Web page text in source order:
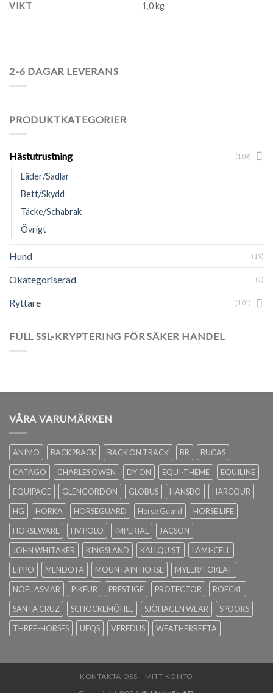
VIKT 1,0 kg
2-6 DAGAR LEVERANS
PRODUKTKATEGORIER
Hästutrustning (109)
Läder/Sadlar
Bett/Skydd
Täcke/Schabrak
Övrigt
Hund (19)
Okategoriserad (1)
Ryttare (101)
FULL SSL-KRYPTERING FÖR SÄKER HANDEL
VÅRA VARUMÄRKEN
ANIMO BACK2BACK BACK ON TRACK BR
BUCAS
CATAGO
CHARLES OWEN DY'ON EQUI-THEME
EQUILINE
EQUIPAGE
GLENGORDON GLOBUS HANSBO
HARCOUR
HG
HORKA HORSEGUARD Horse Guard
HORSE LIFE
HORSEWARE
HV POLO IMPERIAL
JACSON
JOHN WHITAKER
KINGSLAND KÄLLQUIST
LAMI-CELL
LIPPO
MENDOTA MOUNTAIN HORSE
MYLER/TOKLAT
NOEL ASMAR
PIKEUR PRESTIGE PROTECTOR
ROECKL
SANTA CRUZ
SCHOCKEMÖHLE SJÖHAGEN WEAR
SPOOKS
THREE-HORSES
UEQS VEREDUS WEATHERBEETA
KONTAKTA OSS MITT KONTO